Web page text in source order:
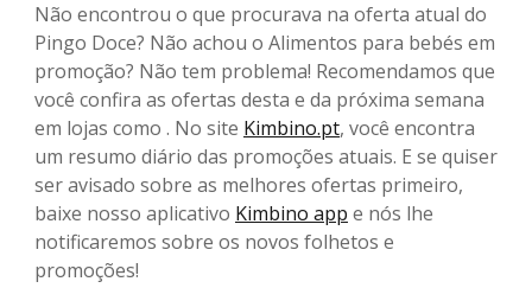
Não encontrou o que procurava na oferta atual do
Pingo Doce? Não achou o Alimentos para bebés em
promoção? Não tem problema! Recomendamos que
você confira as ofertas desta e da próxima semana
em lojas como . No site Kimbino.pt, você encontra
um resumo diário das promoções atuais. E se quiser
ser avisado sobre as melhores ofertas primeiro,
baixe nosso aplicativo Kimbino app e nós lhe
notificaremos sobre os novos folhetos e
promoções!